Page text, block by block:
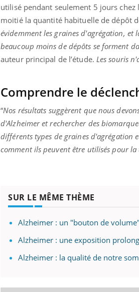
utilisé pendant seulement 5 jours
moitié la quantité habituelle de dépôt
évidemment les graines d'agrégation, et
beaucoup moins de dépôts se forment
auteur principal de l’étude. Les souris
Comprendre le
“Nos résultats suggèrent que nous
d'Alzheimer et rechercher des
différents types de graines d'agrégation
comment ils peuvent être utilisés pour
SUR LE MÊME THÈME
Alzheimer : un "bouton de
Alzheimer : une exposition
Alzheimer : la qualité de notre